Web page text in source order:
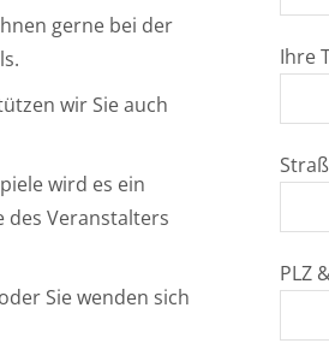
gerne bei der
wir Sie auch
wird es ein
des Veranstalters
Sie wenden sich
Ihre
PLZ